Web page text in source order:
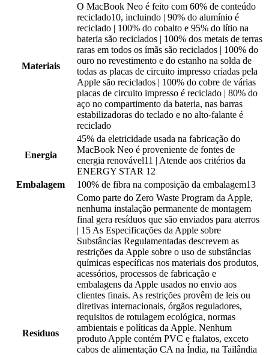
Materiais
O MacBook Neo é feito com 60% de conteúdo
reciclado10, incluindo | 90% do alumínio é
reciclado | 100% do cobalto e 95% do lítio na
bateria são reciclados | 100% dos metais de terras
raras em todos os ímãs são reciclados | 100% do
ouro no revestimento e do estanho na solda de
todas as placas de circuito impresso criadas pela
Apple são reciclados | 100% do cobre de várias
placas de circuito impresso é reciclado | 80% do
aço no compartimento da bateria, nas barras
estabilizadoras do teclado e no alto-falante é
reciclado
Energia
45% da eletricidade usada na fabricação do
MacBook Neo é proveniente de fontes de
energia renovável11 | Atende aos critérios da
ENERGY STAR 12
Embalagem
100% de fibra na composição da embalagem13
Resíduos
Como parte do Zero Waste Program da Apple,
nenhuma instalação permanente de montagem
final gera resíduos que são enviados para aterros
| 15 As Especificações da Apple sobre
Substâncias Regulamentadas descrevem as
restrições da Apple sobre o uso de substâncias
químicas específicas nos materiais dos produtos,
acessórios, processos de fabricação e
embalagens da Apple usados no envio aos
clientes finais. As restrições provêm de leis ou
diretivas internacionais, órgãos reguladores,
requisitos de rotulagem ecológica, normas
ambientais e políticas da Apple. Nenhum
produto Apple contém PVC e ftalatos, exceto
cabos de alimentação CA na Índia, na Tailândia